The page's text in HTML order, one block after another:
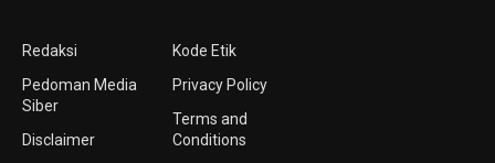
Redaksi
Pedoman Media
Siber
Disclaimer
Kode Etik
Privacy Policy
Terms and
Conditions